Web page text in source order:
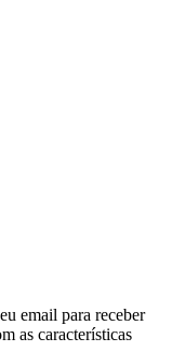
email para receber
as características